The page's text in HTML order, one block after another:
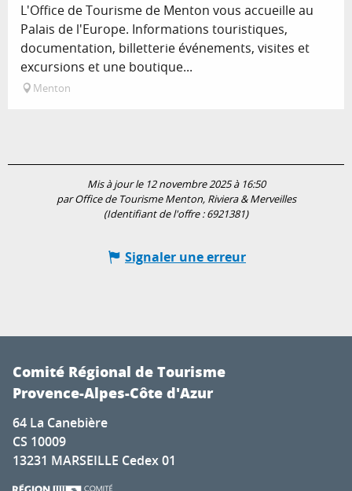
L'Office de Tourisme de Menton vous accueille au
Palais de l'Europe. Informations touristiques,
documentation, billetterie événements, visites et
excursions et une boutique...
Menton
Mis à jour le 12 novembre 2025 à 16:50
par Office de Tourisme Menton, Riviera & Merveilles
(Identifiant de l'offre :6921381)
Signaler une erreur
Comité Régional de Tourisme
Provence-Alpes-Côte d'Azur
64 La Canebière
CS 10009
13231 MARSEILLE Cedex 01